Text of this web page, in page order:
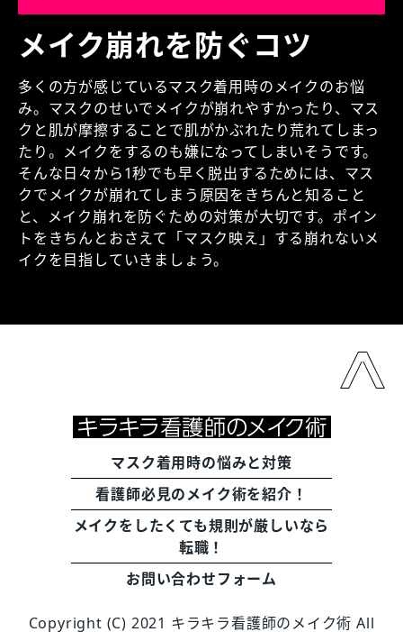
メイク崩れを防ぐコツ
多くの方が感じているマスク着用時のメイクのお悩
み。マスクのせいでメイクが崩れやすかったり、マス
クと肌が摩擦することで肌がかぶれたり荒れてしまっ
たり。メイクをするのも嫌になってしまいそうです。
そんな日々から1秒でも早く脱出するためには、マス
クでメイクが崩れてしまう原因をきちんと知ること
と、メイク崩れを防ぐための対策が大切です。ポイン
トをきちんとおさえて「マスク映え」する崩れないメ
イクを目指していきましょう。
マスク着用時の悩みと対策
看護師必見のメイク術を紹介！
メイクをしたくても規則が厳しいなら
転職！
お問い合わせフォーム
Copyright (C) 2021 キラキラ看護師のメイク術 All